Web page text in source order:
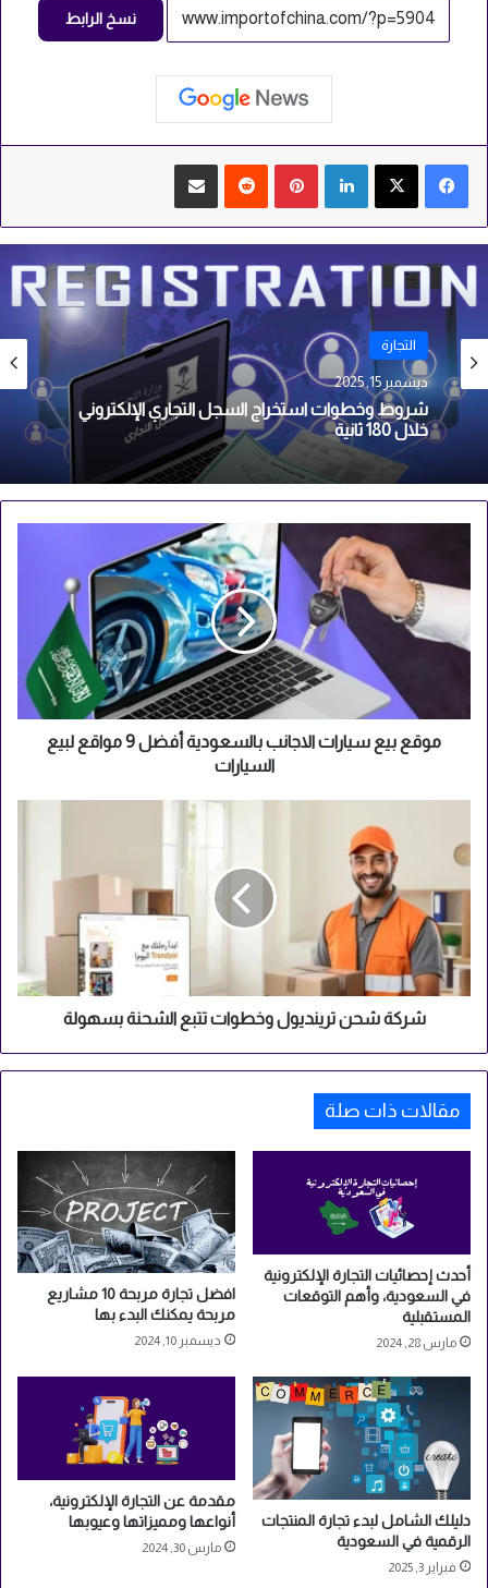
نسخ الرابط
لينكدإن بينتيريست مشاركة عبر البريد
التجارة
نوفمبر 20, 2025
أفضل 17 موقع لشراء بضائع بالجملة للتاجرات وتحقيق
الربح
سيارات
بالسعودية
أفضل
لبيع
السيارات
موقع بيع سيارات الاجانب بالسعودية أفضل 9 مواقع لبيع
السيارات
ترينديول
الشحنة
بسهولة
شركة شحن ترينديول وخطوات تتبع الشحنة بسهولة
مقالات ذات صلة
أحدث إحصائيات التجارة الإلكترونية
في السعودية، وأهم التوقعات
المستقبلية
مارس 28, 2024
افضل تجارة مربحة 10 مشاريع
مربحة يمكنك البدء بها
ديسمبر 10, 2024
دليلك الشامل لبدء تجارة المنتجات
الرقمية في السعودية
فبراير 3, 2025
مقدمة عن التجارة الإلكترونية،
أنواعها ومميزاتها وعيوبها
مارس 30, 2024